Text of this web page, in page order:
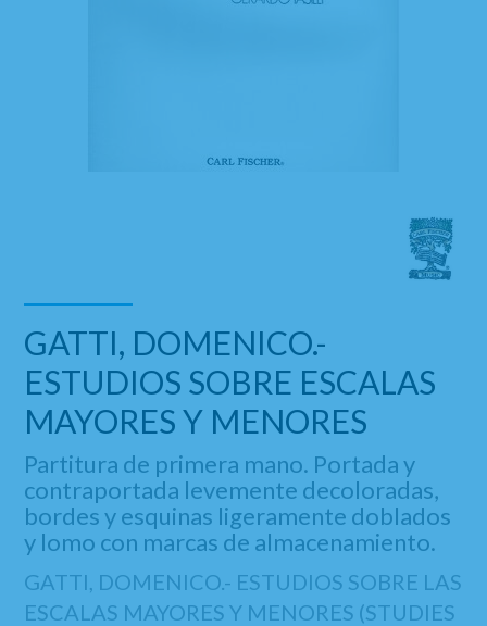
GATTI, DOMENICO.-
ESTUDIOS SOBRE ESCALAS
MAYORES Y MENORES
Partitura de primera mano. Portada y
contraportada levemente decoloradas,
bordes y esquinas ligeramente doblados
y lomo con marcas de almacenamiento.
GATTI, DOMENICO.- ESTUDIOS SOBRE LAS
ESCALAS MAYORES Y MENORES (STUDIES